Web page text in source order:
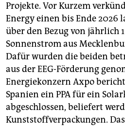
Projekte. Vor Kurzem
Energy einen bis Ende 2026
über den Bezug von jährlich
Sonnenstrom aus
Dafür wurden die beiden
aus der EEG-Förderung
Energiekonzern Axpo
Spanien ein PPA für ein
abgeschlossen, beliefert
Kunststoffverpackungen.